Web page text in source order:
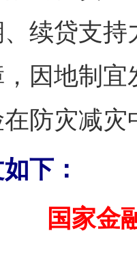
续贷支
因地制
防灾减灾
下：
国家金